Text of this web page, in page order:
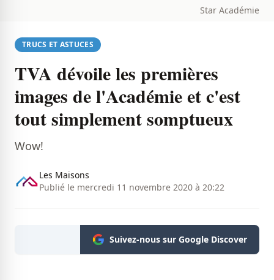
Star Académie
TRUCS ET ASTUCES
TVA dévoile les premières
images de l'Académie et c'est
tout simplement somptueux
Wow!
Les Maisons
Publié le mercredi 11 novembre 2020 à 20:22
Suivez-nous sur Google Discover